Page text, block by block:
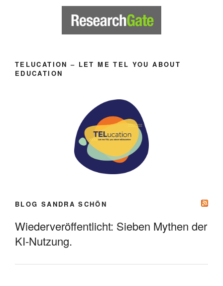
TELUCATION – LET ME TEL YOU ABOUT
EDUCATION
BLOG SANDRA SCHÖN
Wiederveröffentlicht: Sieben Mythen der
KI-Nutzung.